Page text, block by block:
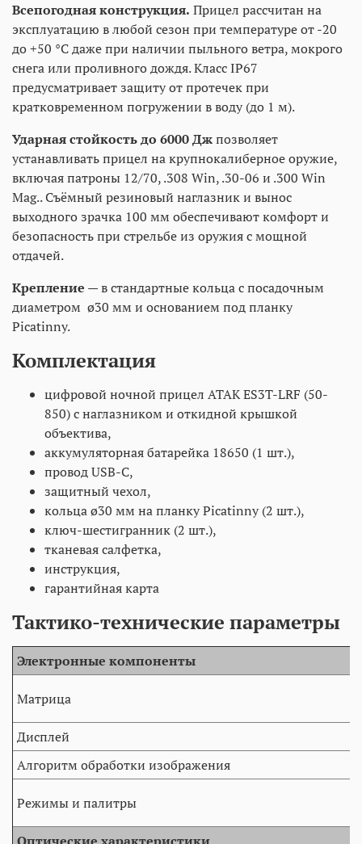
Всепогодная конструкция. Прицел рассчитан на
эксплуатацию в любой сезон при температуре от -20
до +50 °C даже при наличии пыльного ветра, мокрого
снега или проливного дождя. Класс IP67
предусматривает защиту от протечек при
кратковременном погружении в воду (до 1 м).
Ударная стойкость до 6000 Джпозволяет
устанавливать прицел на крупнокалиберное оружие,
включая патроны 12/70, .308 Win, .30-06 и .300 Win
Mag.. Съёмный резиновый наглазник и вынос
выходного зрачка 100 мм обеспечивают комфорт и
безопасность при стрельбе из оружия с мощной
отдачей.
Крепление — в стандартные кольца с посадочным
диаметром ø30 мм и основанием под планку
Picatinny.
Комплектация
цифровой ночной прицел ATAK ES3T-LRF (50-
850) с наглазником и откидной крышкой
объектива,
аккумуляторная батарейка 18650 (1 шт.),
провод USB-C,
защитный чехол,
кольца ø30 мм на планку Picatinny (2 шт.),
ключ-шестигранник (2 шт.),
тканевая салфетка,
инструкция,
гарантийная карта
Тактико-технические параметры
Электронные компоненты
Матрица
Дисплей
Алгоритм обработки изображения
Режимы и палитры